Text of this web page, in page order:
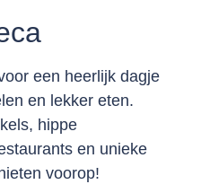
een heerlijk dagje
en lekker eten.
hippe
en unieke
voorop!